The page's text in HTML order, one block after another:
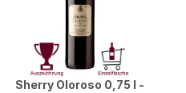
Sherry Oloroso 0,75 l -